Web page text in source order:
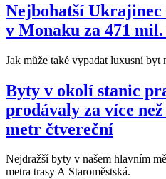
Nejbohatší
v Monaku za 471
Jak může také vypadat luxusní byt
Byty v okolí stanic
prodávaly za více
metr čtvereční
Nejdražší byty v našem hlavním
metra trasy A Staroměstská.